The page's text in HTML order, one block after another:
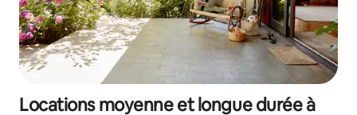
Locations moyenne et longue durée à